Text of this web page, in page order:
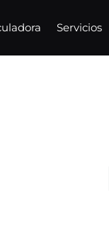
Servicios